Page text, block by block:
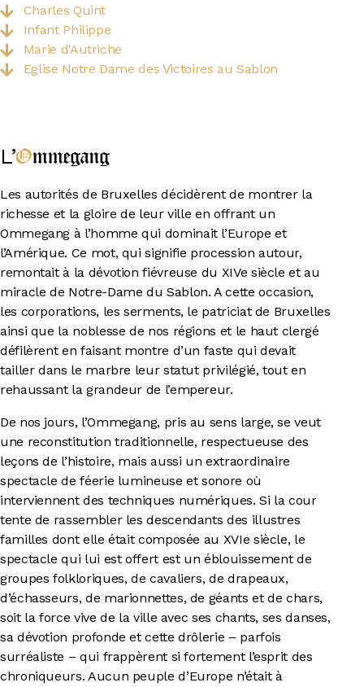
Charles Quint
Infant Philippe
Marie d'Autriche
Eglise Notre Dame des Victoires au Sablon
L’ Ommegang
Les autorités de Bruxelles décidèrent de montrer la
richesse et la gloire de leur ville en offrant un
Ommegang à l’homme qui dominait l’Europe et
l’Amérique. Ce mot, qui signifie procession autour,
remontait à la dévotion fiévreuse du XIVe siècle et au
miracle de Notre-Dame du Sablon. A cette occasion,
les corporations, les serments, le patriciat de Bruxelles
ainsi que la noblesse de nos régions et le haut clergé
défilèrent en faisant montre d’un faste qui devait
tailler dans le marbre leur statut privilégié, tout en
rehaussant la grandeur de l’empereur.
De nos jours, l’Ommegang, pris au sens large, se veut
une reconstitution traditionnelle, respectueuse des
leçons de l’histoire, mais aussi un extraordinaire
spectacle de féerie lumineuse et sonore où
interviennent des techniques numériques. Si la cour
tente de rassembler les descendants des illustres
familles dont elle était composée au XVIe siècle, le
spectacle qui lui est offert est un éblouissement de
groupes folkloriques, de cavaliers, de drapeaux,
d’échasseurs, de marionnettes, de géants et de chars,
soit la force vive de la ville avec ses chants, ses danses,
sa dévotion profonde et cette drôlerie – parfois
surréaliste – qui frappèrent si fortement l’esprit des
chroniqueurs. Aucun peuple d’Europe n’était à